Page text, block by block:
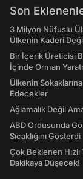
Son
3 Milyon Nüfuslu
Ülkenin Kaderi
Bir İçerik Üreticisi
İçinde Orman
Ülkenin
Edecekler
Ağlamalık Değil
ABD Ordusunda
Sıcaklığını Gösterdi
Çok Beklenen
Dakikaya Düşecek!